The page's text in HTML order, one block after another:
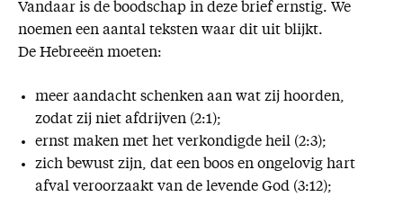
Vandaar is de boodschap in deze brief ernstig. We
noemen een aantal teksten waar dit uit blijkt.
De Hebreeën moeten:
meer aandacht schenken aan wat zij hoorden,
zodat zij niet afdrijven (2:1);
ernst maken met het verkondigde heil (2:3);
zich bewust zijn, dat een boos en ongelovig hart
afval veroorzaakt van de levende God (3:12);